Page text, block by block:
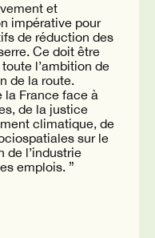
et
impérative pour
de réduction des
Ce doit être
l’ambition de
de la route.
la France face à
de la justice
climatique, de
sur le
de l’industrie
emplois. ”